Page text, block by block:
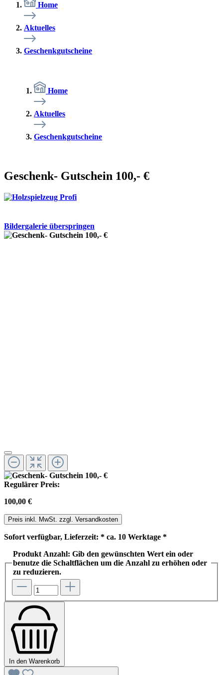
Home
Aktuelles
Geschenkgutscheine
Home
Aktuelles
Geschenkgutscheine
Geschenk- Gutschein 100,- €
Bildergalerie überspringen
Regulärer Preis:
100,00 €
Preis inkl. MwSt. zzgl. Versandkosten
Sofort verfügbar, Lieferzeit: * ca. 10 Werktage *
Produkt Anzahl: Gib den gewünschten Wert ein oder
benutze die Schaltflächen um die Anzahl zu erhöhen oder
zu reduzieren.
In den Warenkorb